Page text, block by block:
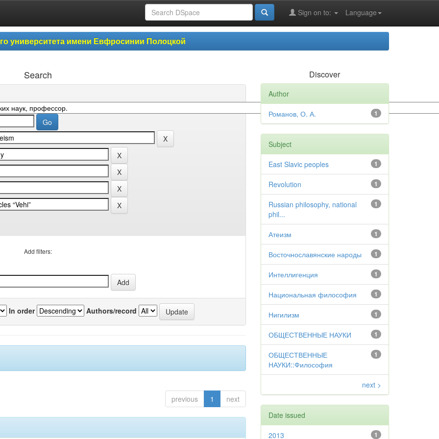
Language
Sign on to:
университета имени Евфросинии Полоцкой
Search
Add filters:
In order Authors/record
previous 1 next
Discover
Author
1
Романов, О. А.
Subject
1
East Slavic peoples
1
Revolution
1
Russian philosophy, national
phil...
1
Атеизм
1
Восточнославянские народы
1
Интеллигенция
1
Национальная философия
1
Нигилизм
1
ОБЩЕСТВЕННЫЕ НАУКИ
1
ОБЩЕСТВЕННЫЕ
НАУКИ::Философия
next >
Date issued
1
2013